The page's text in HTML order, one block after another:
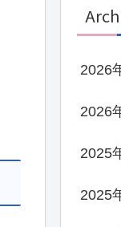
2026
2026
2025
2025